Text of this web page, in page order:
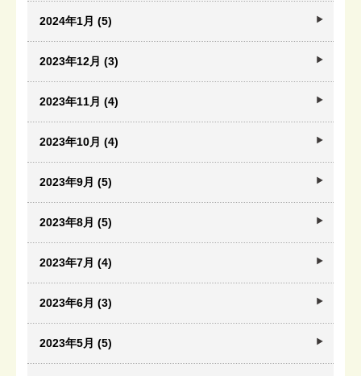
2024年1月 (5)
2023年12月 (3)
2023年11月 (4)
2023年10月 (4)
2023年9月 (5)
2023年8月 (5)
2023年7月 (4)
2023年6月 (3)
2023年5月 (5)